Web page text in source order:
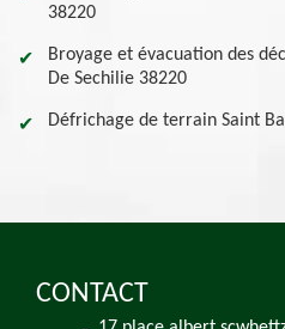
38220
Broyage et évacuation des
De Sechilie 38220
Défrichage de terrain Saint
CONTACT